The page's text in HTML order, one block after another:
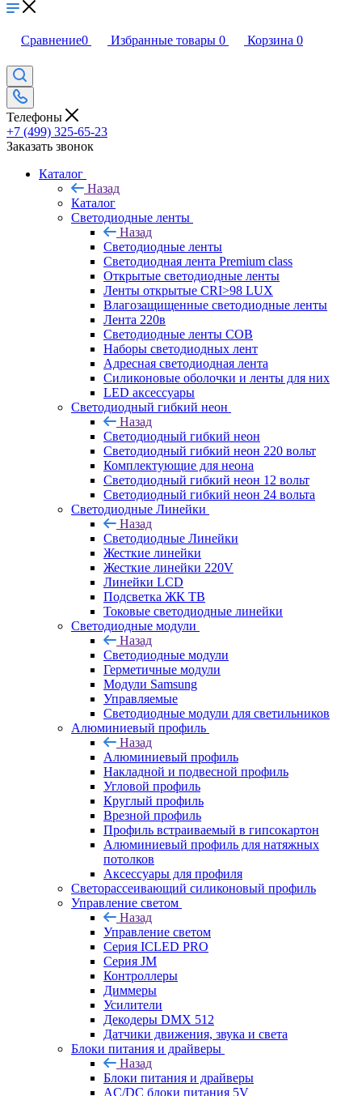
Сравнение0 Избранные товары 0 Корзина 0
Телефоны
+7 (499) 325-65-23
Заказать звонок
Каталог
Назад
Каталог
Светодиодные ленты
Назад
Светодиодные ленты
Светодиодная лента Premium class
Открытые светодиодные ленты
Ленты открытые CRI>98 LUX
Влагозащищенные светодиодные ленты
Лента 220в
Светодиодные ленты COB
Наборы светодиодных лент
Адресная светодиодная лента
Силиконовые оболочки и ленты для них
LED аксессуары
Светодиодный гибкий неон
Назад
Светодиодный гибкий неон
Светодиодный гибкий неон 220 вольт
Комплектующие для неона
Светодиодный гибкий неон 12 вольт
Светодиодный гибкий неон 24 вольта
Светодиодные Линейки
Назад
Светодиодные Линейки
Жесткие линейки
Жесткие линейки 220V
Линейки LCD
Подсветка ЖК ТВ
Токовые светодиодные линейки
Светодиодные модули
Назад
Светодиодные модули
Герметичные модули
Модули Samsung
Управляемые
Светодиодные модули для светильников
Алюминиевый профиль
Назад
Алюминиевый профиль
Накладной и подвесной профиль
Угловой профиль
Круглый профиль
Врезной профиль
Профиль встраиваемый в гипсокартон
Алюминиевый профиль для натяжных
потолков
Аксессуары для профиля
Светорассеивающий силиконовый профиль
Управление светом
Назад
Управление светом
Серия ICLED PRO
Серия JM
Контроллеры
Диммеры
Усилители
Декодеры DMX 512
Датчики движения, звука и света
Блоки питания и драйверы
Назад
Блоки питания и драйверы
AC/DC блоки питания 5V